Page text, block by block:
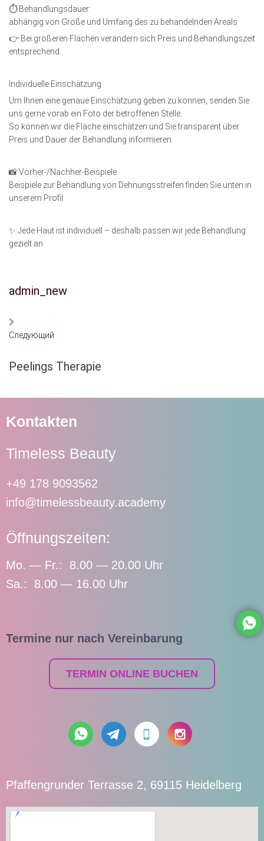
⏱ Behandlungsdauer:
abhängig von Größe und Umfang des zu behandelnden Areals
👉 Bei größeren Flächen verändern sich Preis und Behandlungszeit
entsprechend.
Individuelle Einschätzung
Um Ihnen eine genaue Einschätzung geben zu können, senden Sie
uns gerne vorab ein Foto der betroffenen Stelle.
So können wir die Fläche einschätzen und Sie transparent über
Preis und Dauer der Behandlung informieren.
📸 Vorher-/Nachher-Beispiele
Beispiele zur Behandlung von Dehnungsstreifen finden Sie unten in
unserem Profil.
✨ Jede Haut ist individuell – deshalb passen wir jede Behandlung
gezielt an.
admin_new
Следующий
Peelings Therapie
Kontakten
Timeless Beauty
+49 178 9093562
info@timelessbeauty.academy
Öffnungszeiten:
Mo. — Fr.: 8.00 — 20.00 Uhr
Sa.: 8.00 — 16.00 Uhr
Termine nur nach Vereinbarung
TERMIN ONLINE BUCHEN
Pfaffengrunder Terrasse 2, 69115 Heidelberg